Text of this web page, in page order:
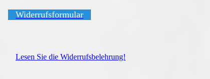
Widerrufsformular
Lesen Sie die Widerrufsbelehrung!